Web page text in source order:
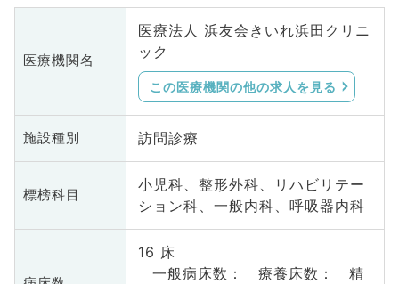
医療機関名
医療法人 浜友会きいれ浜田クリニ
ック
この医療機関の他の求人を見る
施設種別 訪問診療
標榜科目
小児科、整形外科、リハビリテー
ション科、一般内科、呼吸器内科
16 床
一般病床数： 療養床数： 精